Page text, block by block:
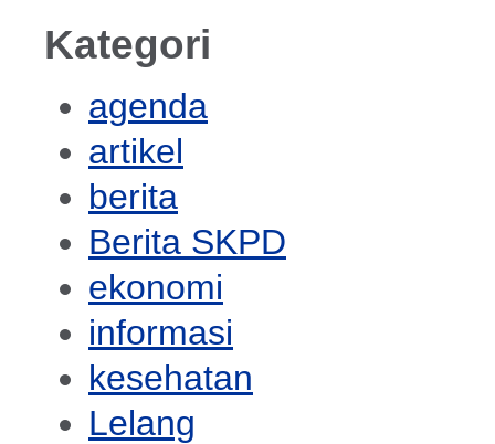
Kategori
agenda
artikel
berita
Berita SKPD
ekonomi
informasi
kesehatan
Lelang